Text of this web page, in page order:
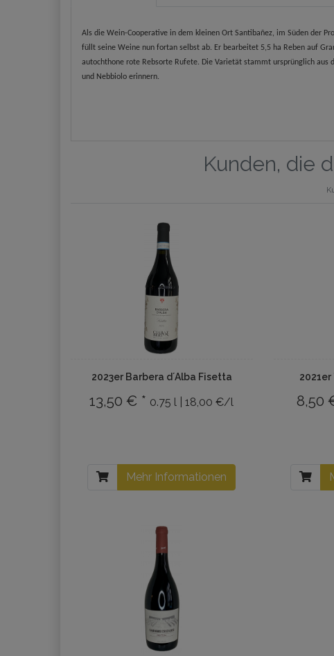
Als die Wein-Cooperative in dem kleinen Ort Santibañez, im Süden der
füllt seine Weine nun fortan selbst ab. Er bearbeitet 5,5 ha Reben auf
autochthone rote Rebsorte Rufete. Die Varietät stammt ursprünglich
und Nebbiolo erinnern.
Kunden, die
2023er Barbera d´Alba Fisetta
13,50 € * 0.75 l | 18,00 €/l
Mehr Informationen
8,50